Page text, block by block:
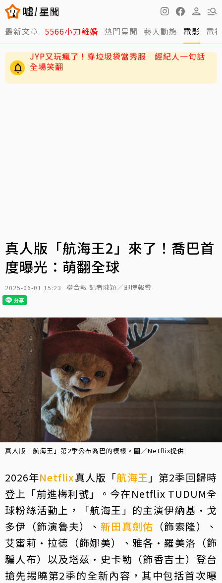
最新文章 5566小刀離婚 熱門星聞 藝人動態 電影 電
周董兒子Romeo變身「小小中醫」！昆凌驚爆8
歲兒會把脈
真人版「航海王2」來了！喬巴首
度曝光：萌翻全球
2025-06-01 15:23 聯合報 記者陳穎／即時報導
真人版「航海王」第2季公布喬巴的模樣。圖／Netflix提供
2026年Netflix真人版「航海王 」第2季回歸時
登上「前進梅利號」。今在Netflix TUDUM全
球粉絲活動上，「航海王」的主演伊納基·戈
多伊（飾演魯夫）、 新田真劍佑 （飾索隆）、
艾蜜莉·拉德（飾娜美）、雅各·羅美洛（飾
騙人布）以及塔茲·史卡勒（飾香吉士）登台
搶先揭曉第2季的全新內容，其中包括首次曝